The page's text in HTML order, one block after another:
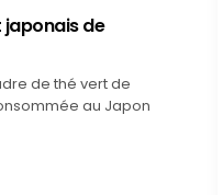
japonais de
de thé vert de
au Japon